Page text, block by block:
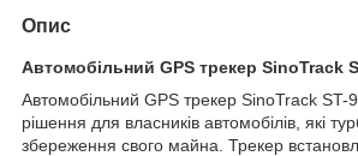
Опис
Автомобільний GPS трекер SinoTrack
Автомобільний GPS трекер SinoTrack ST-
рішення для власників автомобілів, які
збереження свого майна. Трекер